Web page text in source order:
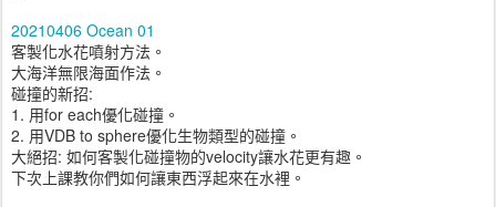
20210406 Ocean 01
客製化水花噴射方法。
大海洋無限海面作法。
碰撞的新招:
1. 用for each優化碰撞。
2. 用VDB to sphere優化生物類型的碰撞。
大絕招: 如何客製化碰撞物的velocity讓水花更有趣。
下次上課教你們如何讓東西浮起來在水裡。